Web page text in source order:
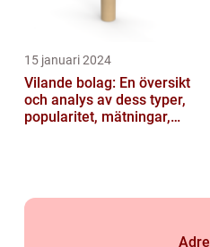
15 januari 2024
Vilande bolag: En översikt
och analys av dess typer,
popularitet, mätningar,